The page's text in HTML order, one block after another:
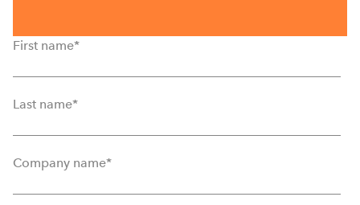
First name*
Last name*
Company name*